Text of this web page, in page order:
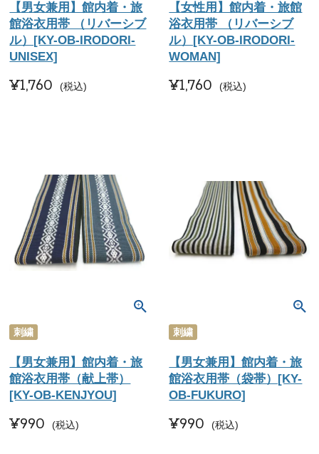
【男女兼用】館内着・旅
館浴衣用帯 （リバーシブ
ル）[KY-OB-IRODORI-
UNISEX]
¥1,760 税込
【女性用】館内着・旅館
浴衣用帯 （リバーシブ
ル）[KY-OB-IRODORI-
WOMAN]
¥1,760 税込
刺繍
【男女兼用】館内着・旅
館浴衣用帯（献上帯）
[KY-OB-KENJYOU]
¥990 税込
刺繍
【男女兼用】館内着・旅
館浴衣用帯（袋帯）[KY-
OB-FUKURO]
¥990 税込